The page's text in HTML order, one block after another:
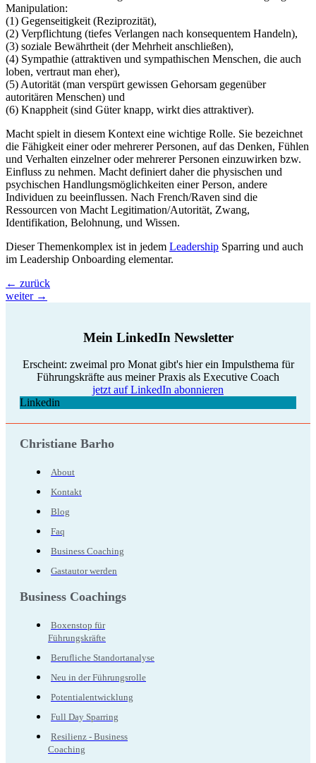
Manipulation:
(1) Gegenseitigkeit (Reziprozität),
(2) Verpflichtung (tiefes Verlangen nach konsequentem Handeln),
(3) soziale Bewährtheit (der Mehrheit anschließen),
(4) Sympathie (attraktiven und sympathischen Menschen, die auch
loben, vertraut man eher),
(5) Autorität (man verspürt gewissen Gehorsam gegenüber
autoritären Menschen) und
(6) Knappheit (sind Güter knapp, wirkt dies attraktiver).
Macht spielt in diesem Kontext eine wichtige Rolle. Sie bezeichnet
die Fähigkeit einer oder mehrerer Personen, auf das Denken, Fühlen
und Verhalten einzelner oder mehrerer Personen einzuwirken bzw.
Einfluss zu nehmen. Macht definiert daher die physischen und
psychischen Handlungsmöglichkeiten einer Person, andere
Individuen zu beeinflussen. Nach French/Raven sind die
Ressourcen von Macht Legitimation/Autorität, Zwang,
Identifikation, Belohnung, und Wissen.
Dieser Themenkomplex ist in jedem Leadership Sparring und auch
im Leadership Onboarding elementar.
← zurück
weiter →
Mein LinkedIn Newsletter
Erscheint: zweimal pro Monat gibt's hier ein Impulsthema für
Führungskräfte aus meiner Praxis als Executive Coach
jetzt auf LinkedIn abonnieren
Linkedin
Christiane Barho
About
Kontakt
Blog
Faq
Business Coaching
Gastautor werden
Business Coachings
Boxenstop für
Führungskräfte
Berufliche Standortanalyse
Neu in der Führungsrolle
Potentialentwicklung
Full Day Sparring
Resilienz - Business
Coaching